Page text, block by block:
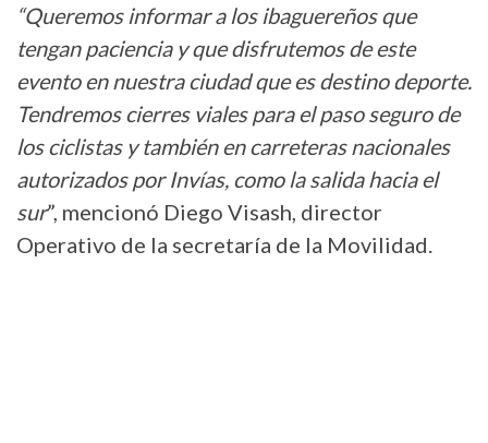
“Queremos informar a los ibaguereños que
tengan paciencia y que disfrutemos de este
evento en nuestra ciudad que es destino deporte.
Tendremos cierres viales para el paso seguro de
los ciclistas y también en carreteras nacionales
autorizados por Invías, como la salida hacia el
sur”, mencionó Diego Visash, director
Operativo de la secretaría de la Movilidad.